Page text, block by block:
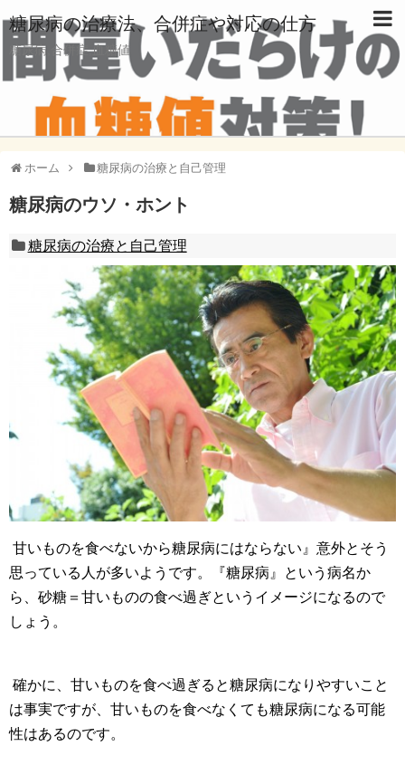
糖尿病の治療法、合併症や対応の仕方
糖尿病,合併症,血糖値
ホーム 糖尿病の治療と自己管理
糖尿病のウソ・ホント
糖尿病の治療と自己管理
甘いものを食べないから糖尿病にはならない』意外とそう
思っている人が多いようです。『糖尿病』という病名か
ら、砂糖＝甘いものの食べ過ぎというイメージになるので
しょう。
確かに、甘いものを食べ過ぎると糖尿病になりやすいこと
は事実ですが、甘いものを食べなくても糖尿病になる可能
性はあるのです。